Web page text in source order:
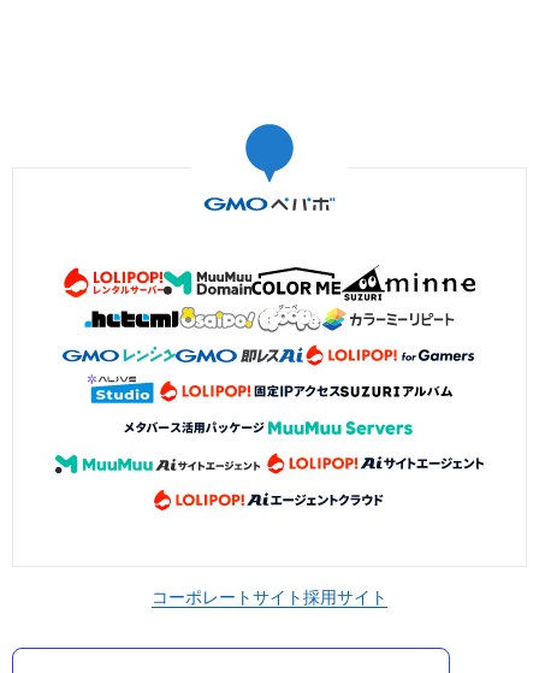
コーポレートサイト採用サイト